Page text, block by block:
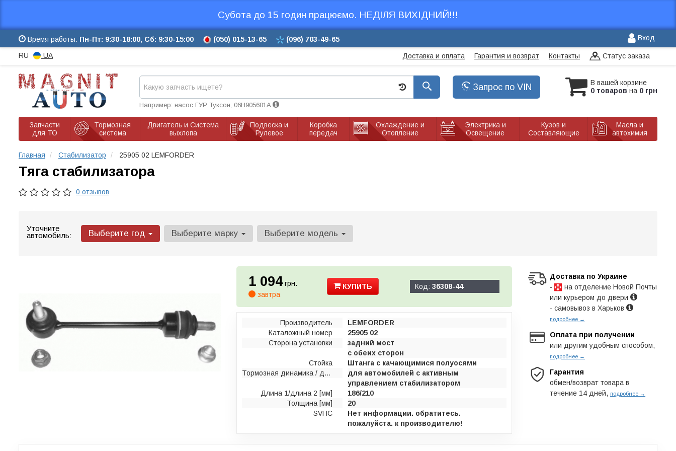
Субота до 15 годин працюємо. НЕДІЛЯ ВИХІДНИЙ!!!
Время работы: Пн-Пт: 9:30-18:00, Сб: 9:30-15:00 (050) 015-13-65 (096) 703-49-65 Вход
RU UA Доставка и оплата Гарантия и возврат Контакты Статус заказа
В вашей корзине
0 товаров на 0 грн
Запрос по VIN
Например: насос ГУР Туксон, 06H905601A
Запчасти
для ТО
Тормозная
система
Двигатель и Система
выхлопа
Подвеска и
Рулевое
Коробка
передач
Охлаждение и
Отопление
Электрика и
Освещение
Кузов и
Составляющие
Масла и
автохимия
Главная Стабилизатор 25905 02 LEMFORDER
Тяга стабилизатора
0 отзывов
Уточните
автомобиль:
Выберите год Выберите марку Выберите модель
1 094 грн.
завтра
КУПИТЬ Код:36308-44
Производитель
LEMFORDER
Каталожный номер
25905 02
Сторона установки
задний мост
с обеих сторон
Стойка
Штанга с качающимися полуосями
Тормозная динамика / динамика движения
для автомобилей с активным
управлением стабилизатором
Длина 1/длина 2 [мм]
186/210
Толщина [мм]
20
SVHC
Нет информации. обратитесь.
пожалуйста. к производителю!
Доставка по Украине
-
на отделение Новой Почты
или курьером до двери
- самовывоз в Харьков
подробнее →
Оплата при получении
или другим удобным способом,
подробнее →
Гарантия
обмен/возврат товара в
течение 14 дней, подробнее →